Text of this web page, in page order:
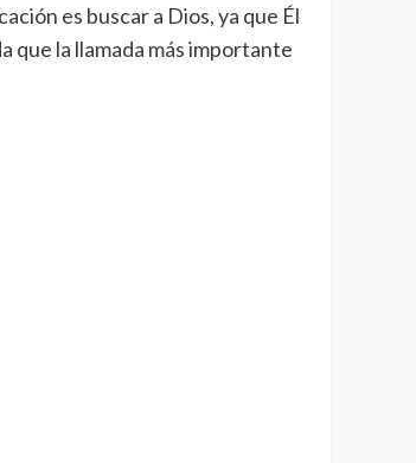
es buscar a Dios, ya que Él
que la llamada más importante